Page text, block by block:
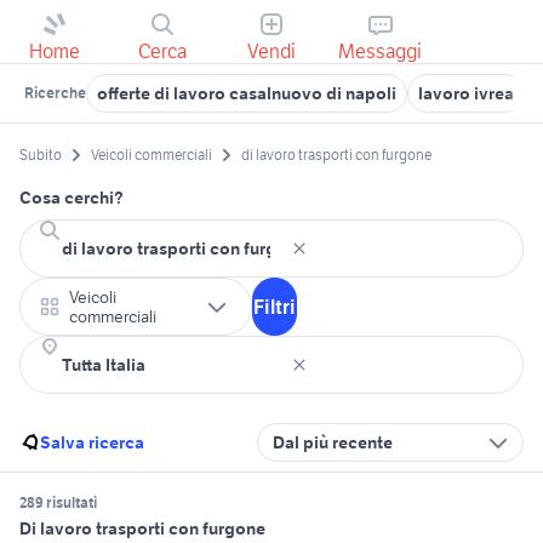
Home Cerca Vendi Messaggi
Ricerche offerte di lavoro casalnuovo di napoli lavoro ivrea
Subito Veicoli commerciali di lavoro trasporti con furgone
Cosa cerchi?
Veicoli
commerciali
Filtri
Salva ricerca Dal più recente
289 risultati
Di lavoro trasporti con furgone